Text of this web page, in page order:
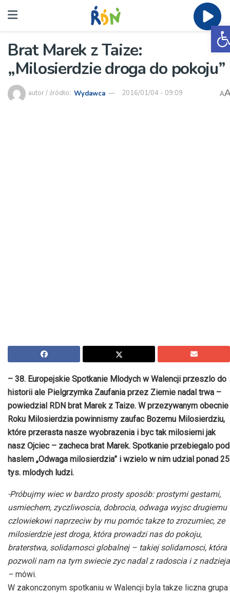
Brat Marek z Taize:
„Milosierdzie droga do pokoju”
autor / źródło: Wydawca 2016/01/04 - 09:09 A
– 38. Europejskie Spotkanie Mlodych w Walencji przeszlo do
historii ale Pielgrzymka Zaufania przez Ziemie nadal trwa –
powiedzial RDN brat Marek z Taize. W przezywanym obecnie
Roku Milosierdzia powinnismy zaufac Bozemu Milosierdziu,
które przerasta nasze wyobrazenia i byc tak milosierni jak
nasz Ojciec – zacheca brat Marek. Spotkanie przebiegalo pod
haslem „Odwaga milosierdzia” i wzielo w nim udzial ponad 25
tys. mlodych ludzi.
-Próbujmy wiec w bardzo prosty sposób: prostymi gestami,
usmiechem, zyczliwoscia, dobrocia, odwaga wyjsc drugiemu
czlowiekowi naprzeciw by mu pomóc takze to zrozumiec, ze
milosierdzie jest droga, która prowadzi nas do pokoju,
braterstwa, solidarnosci globalnej – takiej solidarnosci, która
pozwoli nam na tym swiecie zyc nadal z radoscia i z nadzieja
– mówi.
W zakonczonym spotkaniu w Walencji byla takze liczna grupa